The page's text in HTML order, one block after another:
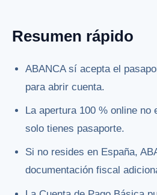
Resumen rápido
ABANCA sí acepta el
para abrir cuenta.
La apertura 100 % online
solo tienes pasaporte.
Si no resides en España,
documentación fiscal